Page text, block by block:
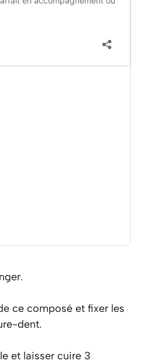
ce composé et fixer les
dent.
et laisser cuire 3